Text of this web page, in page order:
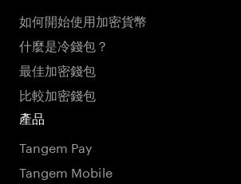
如何開始使用加密貨幣
什麼是冷錢包？
最佳加密錢包
比較加密錢包
產品
Tangem Pay
Tangem Mobile